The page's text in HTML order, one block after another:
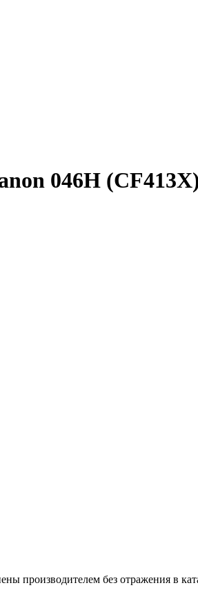
046H
производителем без отражения в